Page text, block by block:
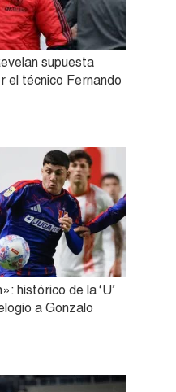
supuesta
el técnico Fernando
histórico de la ‘U’
a Gonzalo